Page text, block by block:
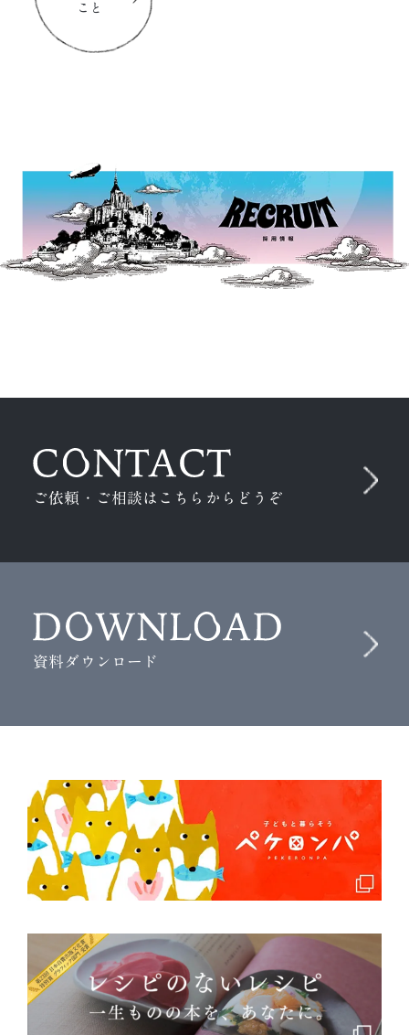
こと
ご依頼・ご相談はこちらからどうぞ
資料ダウンロード